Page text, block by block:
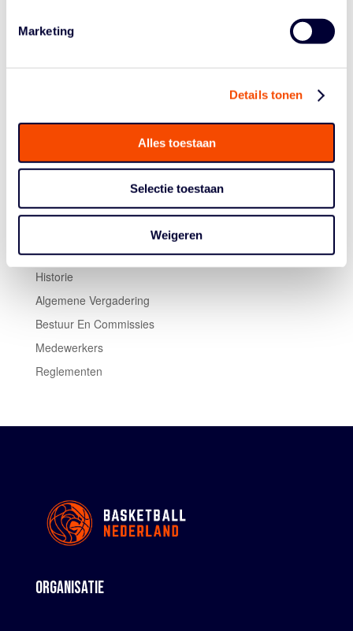
Marketing
Details tonen
Alles toestaan
Selectie toestaan
Weigeren
Roemenië.
spectaculair basketball. Check deze dish & dunk van
Historie
Algemene Vergadering
Bestuur En Commissies
Medewerkers
Reglementen
ORGANISATIE